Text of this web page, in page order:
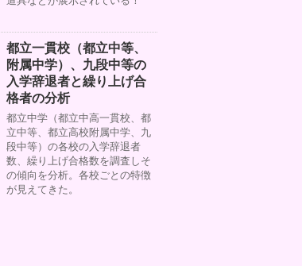
都立一貫校（都立中等、
附属中学）、九段中等の
入学辞退者と繰り上げ合
格者の分析
都立中学（都立中高一貫校、都
立中等、都立高校附属中学、九
段中等）の各校の入学辞退者
数、繰り上げ合格数を調査しそ
の傾向を分析。各校ごとの特徴
が見えてきた。